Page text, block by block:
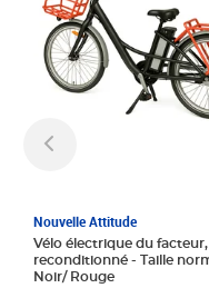
Nouvelle Attitude
Vélo électrique du facteur,
reconditionné - Taille normale -
Noir/ Rouge